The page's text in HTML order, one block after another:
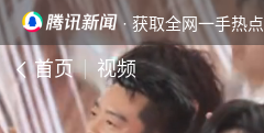
· 获取全网一手热点
首页 视频